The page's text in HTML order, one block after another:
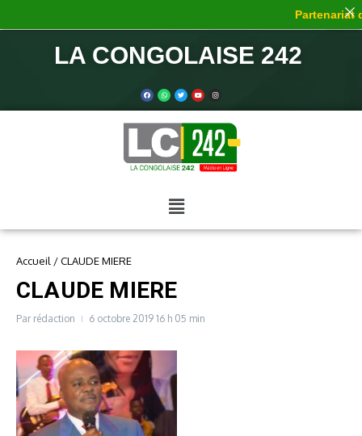
LA CONGOLAISE 242
Accueil /CLAUDE MIERE
CLAUDE MIERE
Par rédaction 6 octobre 2019 16 h 05 min
Partenariat